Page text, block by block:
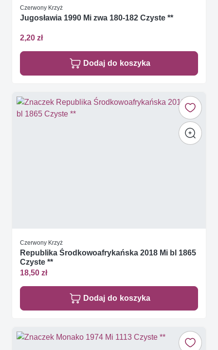
Czerwony Krzyż
Jugosławia 1990 Mi zwa 180-182 Czyste **
2,20 zł
Dodaj do koszyka
Czerwony Krzyż
Republika Środkowoafrykańska 2018 Mi bl 1865
Czyste **
18,50 zł
Dodaj do koszyka